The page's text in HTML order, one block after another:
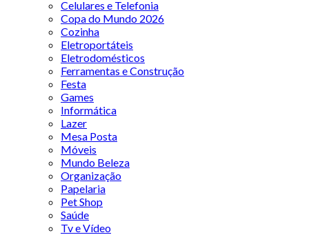
Celulares e Telefonia
Copa do Mundo 2026
Cozinha
Eletroportáteis
Eletrodomésticos
Ferramentas e Construção
Festa
Games
Informática
Lazer
Mesa Posta
Móveis
Mundo Beleza
Organização
Papelaria
Pet Shop
Saúde
Tv e Vídeo